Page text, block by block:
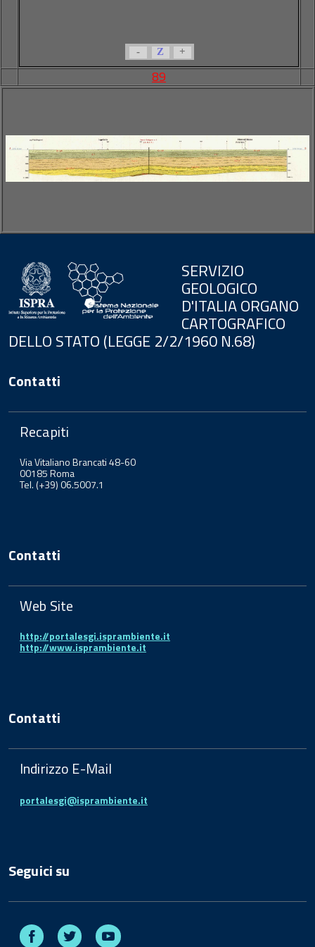
- Z +
89
SERVIZIO
GEOLOGICO
D'ITALIA ORGANO
CARTOGRAFICO
DELLO STATO (LEGGE 2/2/1960 N.68)
Contatti
Recapiti
Via Vitaliano Brancati 48-60
00185 Roma
Tel. (+39) 06.5007.1
Contatti
Web Site
http://portalesgi.isprambiente.it
http://www.isprambiente.it
Contatti
Indirizzo E-Mail
portalesgi@isprambiente.it
Seguici su
Facebook Twitter